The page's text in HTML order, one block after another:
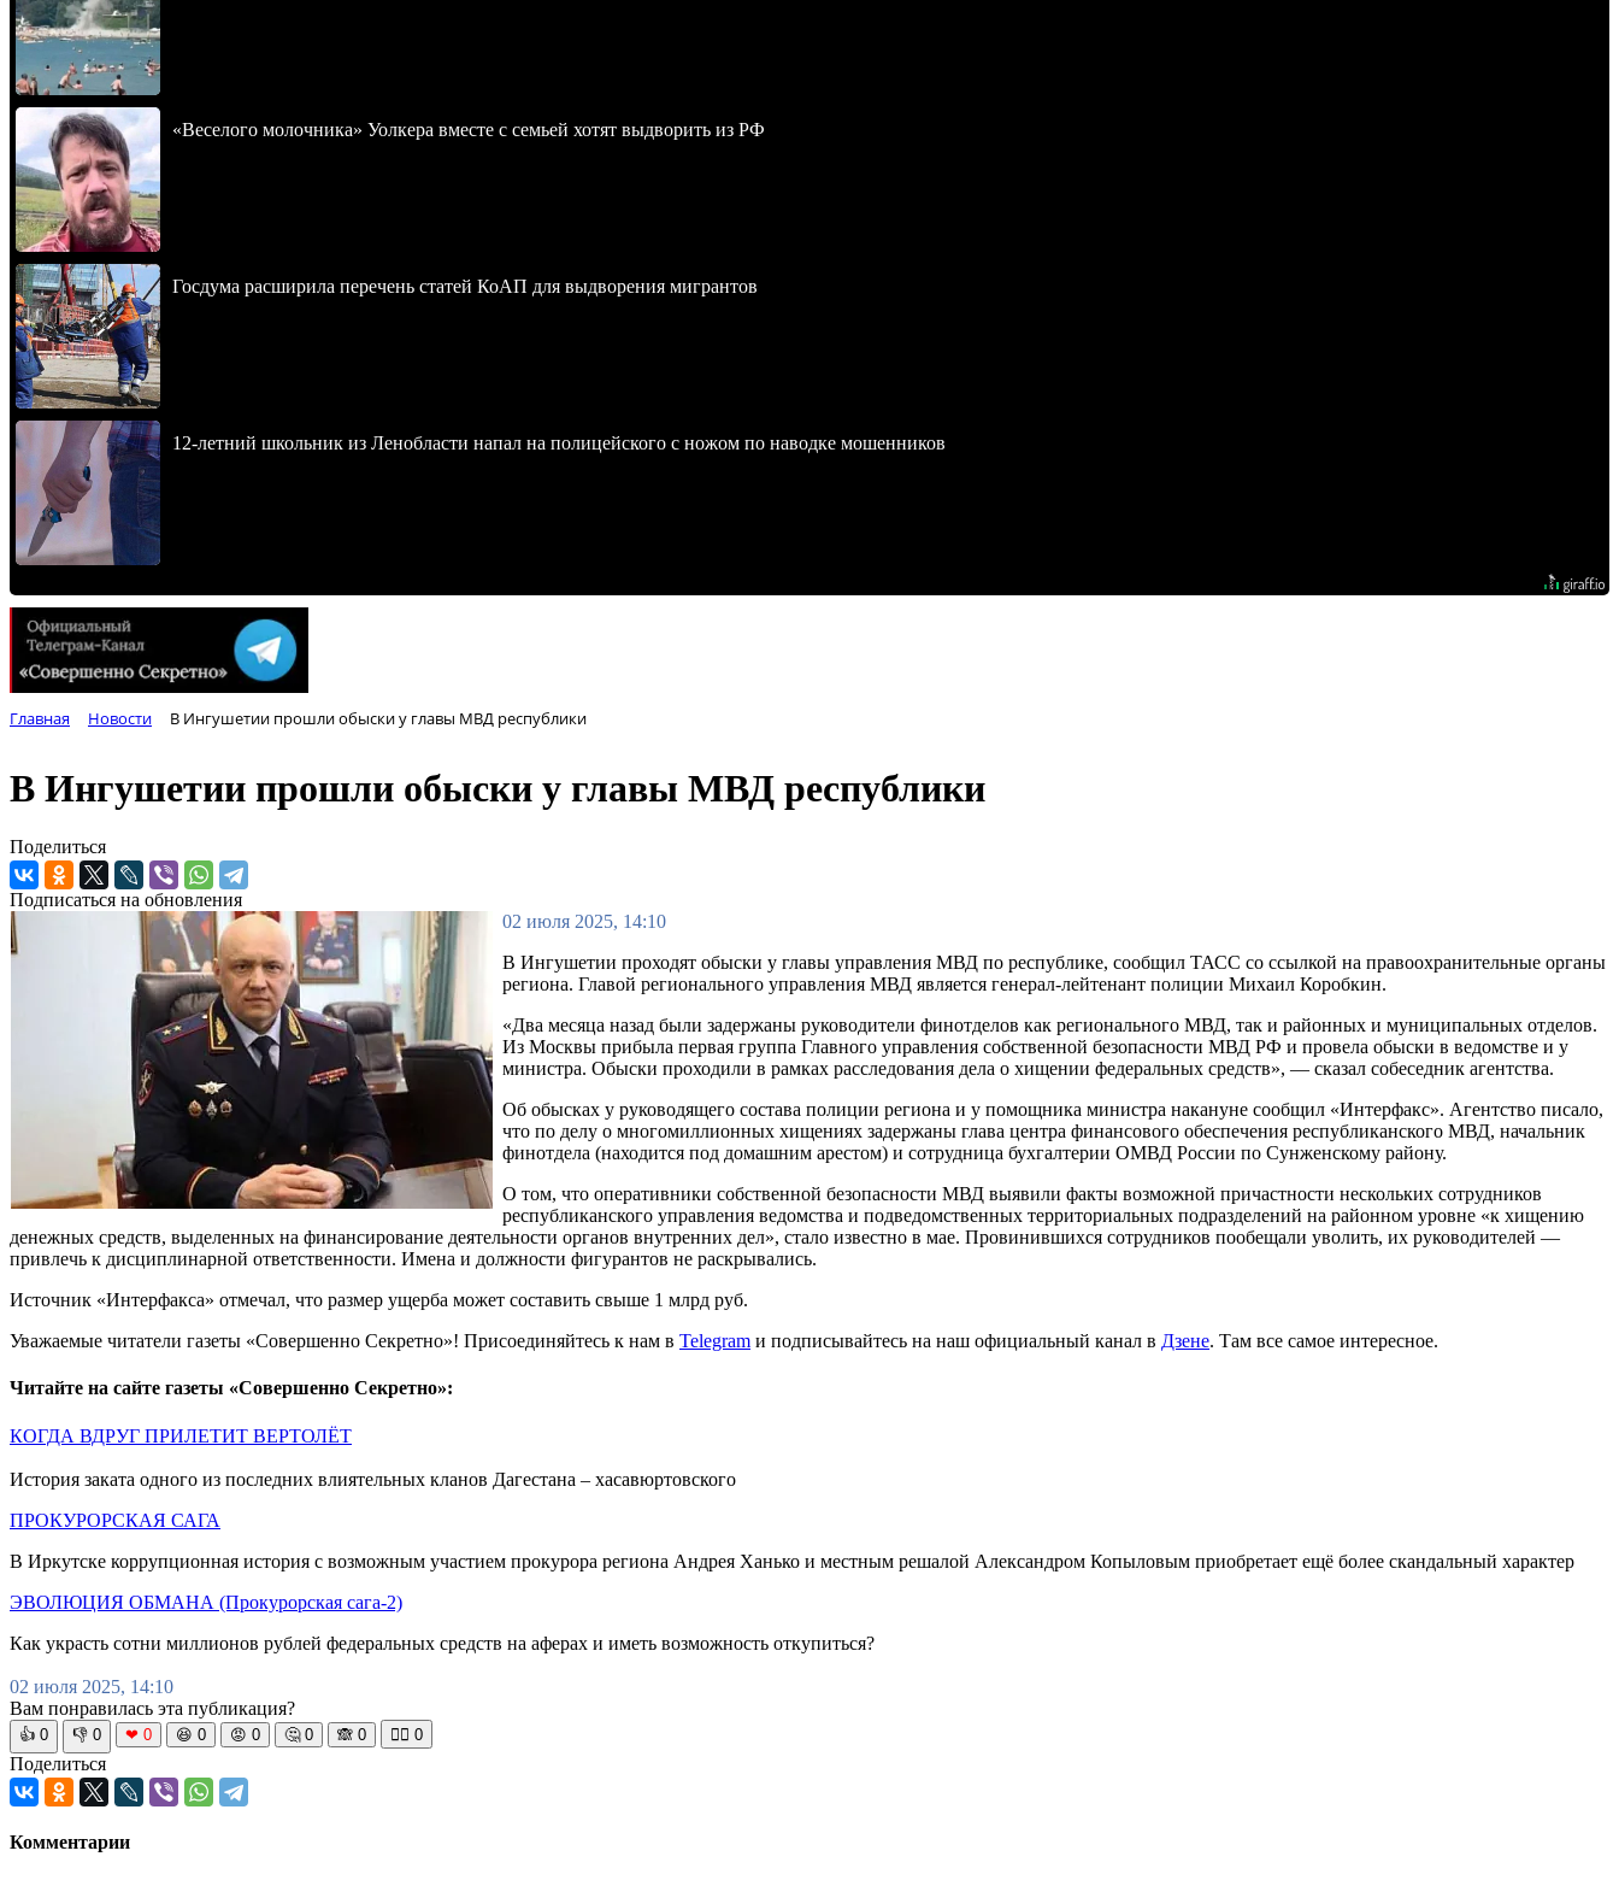
«Веселого молочника» Уолкера вместе с семьей хотят выдворить из РФ
Госдума расширила перечень статей КоАП для выдворения мигрантов
12-летний школьник из Ленобласти напал на полицейского с ножом по наводке мошенников
Главная Новости В Ингушетии прошли обыски у главы МВД республики
В Ингушетии прошли обыски у главы МВД республики
Поделиться
Подписаться на обновления
02 июля 2025, 14:10
В Ингушетии проходят обыски у главы управления МВД по республике, сообщил ТАСС со ссылкой на правоохранительные органы
региона. Главой регионального управления МВД является генерал-лейтенант полиции Михаил Коробкин.
«Два месяца назад были задержаны руководители финотделов как регионального МВД, так и районных и муниципальных отделов.
Из Москвы прибыла первая группа Главного управления собственной безопасности МВД РФ и провела обыски в ведомстве и у
министра. Обыски проходили в рамках расследования дела о хищении федеральных средств», — сказал собеседник агентства.
Об обысках у руководящего состава полиции региона и у помощника министра накануне сообщил «Интерфакс». Агентство писало,
что по делу о многомиллионных хищениях задержаны глава центра финансового обеспечения республиканского МВД, начальник
финотдела (находится под домашним арестом) и сотрудница бухгалтерии ОМВД России по Сунженскому району.
О том, что оперативники собственной безопасности МВД выявили факты возможной причастности нескольких сотрудников
республиканского управления ведомства и подведомственных территориальных подразделений на районном уровне «к хищению
денежных средств, выделенных на финансирование деятельности органов внутренних дел», стало известно в мае. Провинившихся сотрудников пообещали уволить, их руководителей —
привлечь к дисциплинарной ответственности. Имена и должности фигурантов не раскрывались.
Источник «Интерфакса» отмечал, что размер ущерба может составить свыше 1 млрд руб.
Уважаемые читатели газеты «Совершенно Секретно»! Присоединяйтесь к нам в Telegram и подписывайтесь на наш официальный канал в Дзене. Там все самое интересное.
Читайте на сайте газеты «Совершенно Секретно»:
КОГДА ВДРУГ ПРИЛЕТИТ ВЕРТОЛЁТ
История заката одного из последних влиятельных кланов Дагестана – хасавюртовского
ПРОКУРОРСКАЯ САГА
В Иркутске коррупционная история с возможным участием прокурора региона Андрея Ханько и местным решалой Александром Копыловым приобретает ещё более скандальный характер
ЭВОЛЮЦИЯ ОБМАНА (Прокурорская сага-2)
Как украсть сотни миллионов рублей федеральных средств на аферах и иметь возможность откупиться?
02 июля 2025, 14:10
Вам понравилась эта публикация?
👍 0 👎 0 ❤ 0 😆 0 😡 0 🤔 0 🙈 0 🧘‍♀️ 0
Поделиться
Комментарии